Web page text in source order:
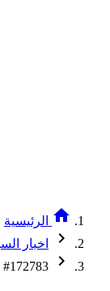
home الرئيسية
chevron_right اخبار
chevron_right
#172783